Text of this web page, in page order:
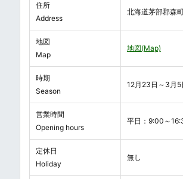
住所
Address
北海道茅部郡森
地図
Map
地図(Map)
時期
Season
12月23日～3月5
営業時間
Opening hours
平日：9:00～
定休日
Holiday
無し